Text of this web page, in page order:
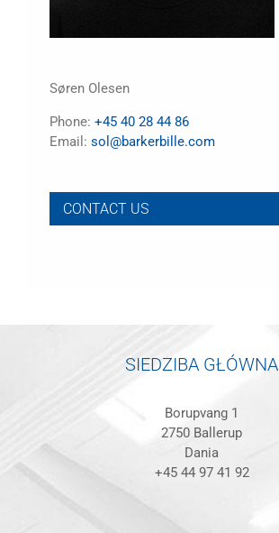
Søren Olesen
Phone: +45 40 28 44 86
Email: sol@barkerbille.com
CONTACT US
SIEDZIBA GŁÓWNA
Borupvang 1
2750 Ballerup
Dania
+45 44 97 41 92